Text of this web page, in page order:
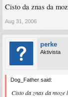
Cisto da znas da
Aug 31, 2006
perke
Aktivista
Dog_Father said:
Cisto da znas da